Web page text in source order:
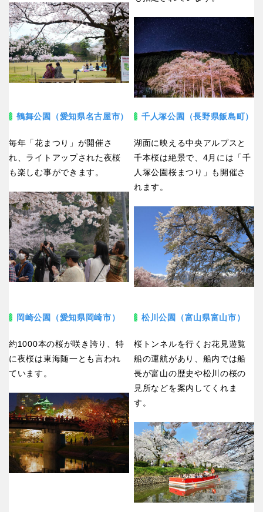
鶴舞公園（愛知県名古屋市）
毎年「花まつり」が開催さ
れ、ライトアップされた夜桜
も楽しむ事ができます。
千人塚公園（長野県飯島町）
湖面に映える中央アルプスと
千本桜は絶景で、4月には「千
人塚公園桜まつり」も開催さ
れます。
岡崎公園（愛知県岡崎市）
約1000本の桜が咲き誇り、特
に夜桜は東海随一とも言われ
ています。
松川公園（富山県富山市）
桜トンネルを行くお花見遊覧
船の運航があり、船内では船
長が富山の歴史や松川の桜の
見所などを案内してくれま
す。